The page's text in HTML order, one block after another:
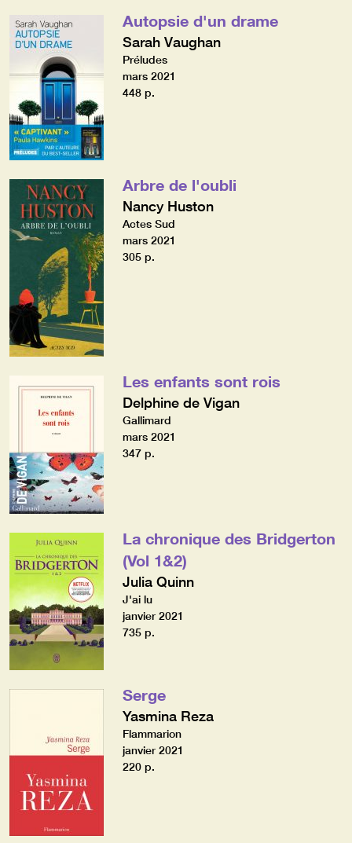
Autopsie d'un drame
Sarah Vaughan
Préludes
mars 2021
448 p.
Arbre de l'oubli
Nancy Huston
Actes Sud
mars 2021
305 p.
Les enfants sont rois
Delphine de Vigan
Gallimard
mars 2021
347 p.
La chronique des Bridgerton
(Vol 1&2)
Julia Quinn
J'ai lu
janvier 2021
735 p.
Serge
Yasmina Reza
Flammarion
janvier 2021
220 p.